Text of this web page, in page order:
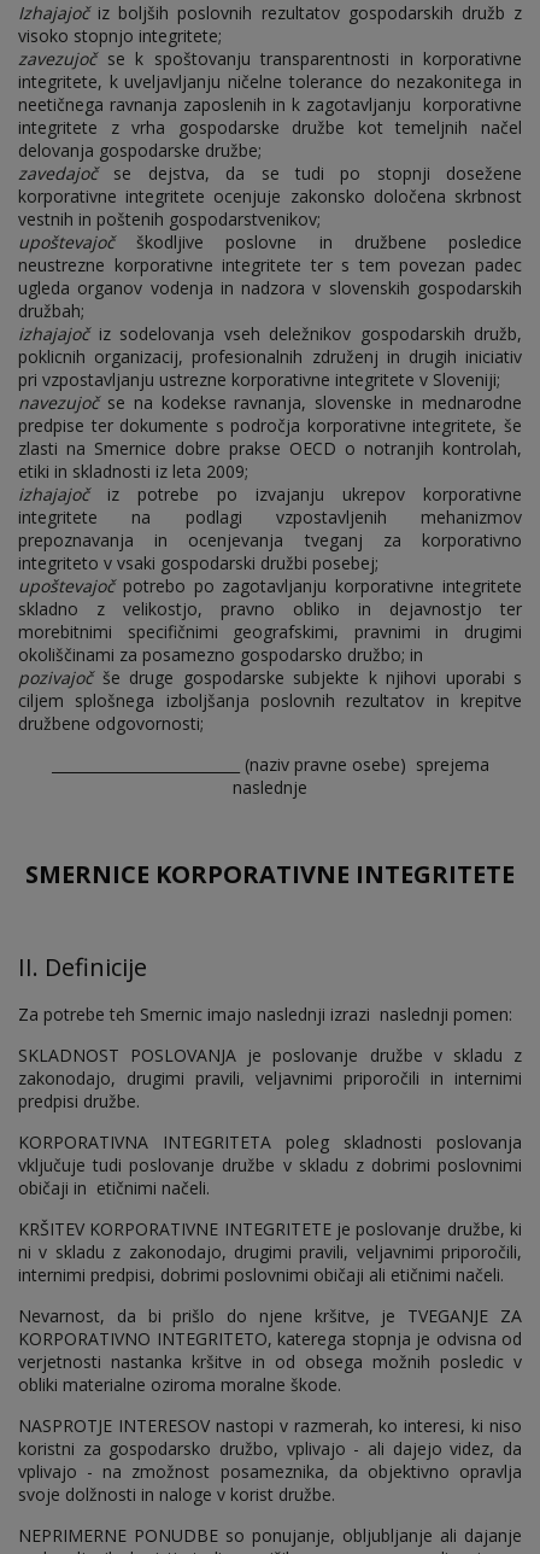
Izhajajočiz boljših poslovnih rezultatov gospodarskih družb z
visoko stopnjo integritete;
zavezujoč se k spoštovanju transparentnosti in korporativne
integritete, k uveljavljanju ničelne tolerance do nezakonitega in
neetičnega ravnanja zaposlenih in k zagotavljanju korporativne
integritete z vrha gospodarske družbe kot temeljnih načel
delovanja gospodarske družbe;
zavedajoč se dejstva, da se tudi po stopnji dosežene
korporativne integritete ocenjuje zakonsko določena skrbnost
vestnih in poštenih gospodarstvenikov;
upoštevajočškodljive poslovne in družbene posledice
neustrezne korporativne integritete ter s tem povezan padec
ugleda organov vodenja in nadzora v slovenskih gospodarskih
družbah;
izhajajočiz sodelovanja vseh deležnikov gospodarskih družb,
poklicnih organizacij, profesionalnih združenj in drugih iniciativ
pri vzpostavljanju ustrezne korporativne integritete v Sloveniji;
navezujočse na kodekse ravnanja, slovenske in mednarodne
predpise ter dokumente s področja korporativne integritete, še
zlasti na Smernice dobre prakse OECD o notranjih kontrolah,
etiki in skladnosti iz leta 2009;
izhajajočiz potrebe po izvajanju ukrepov korporativne
integritete na podlagi vzpostavljenih mehanizmov
prepoznavanja in ocenjevanja tveganj za korporativno
integriteto v vsaki gospodarski družbi posebej;
upoštevajočpotrebo po zagotavljanju korporativne integritete
skladno z velikostjo, pravno obliko in dejavnostjo ter
morebitnimi specifičnimi geografskimi, pravnimi in drugimi
okoliščinami za posamezno gospodarsko družbo; in
pozivajočše druge gospodarske subjekte k njihovi uporabi s
ciljem splošnega izboljšanja poslovnih rezultatov in krepitve
družbene odgovornosti;
__________________________ (naziv pravne osebe) sprejema
naslednje
SMERNICE KORPORATIVNE INTEGRITETE
II. Definicije
Za potrebe teh Smernic imajo naslednji izrazi naslednji pomen:
SKLADNOST POSLOVANJA je poslovanje družbe v skladu z
zakonodajo, drugimi pravili, veljavnimi priporočili in internimi
predpisi družbe.
KORPORATIVNA INTEGRITETA poleg skladnosti poslovanja
vključuje tudi poslovanje družbe v skladu z dobrimi poslovnimi
običaji in etičnimi načeli.
KRŠITEV KORPORATIVNE INTEGRITETE je poslovanje družbe, ki
ni v skladu z zakonodajo, drugimi pravili, veljavnimi priporočili,
internimi predpisi, dobrimi poslovnimi običaji ali etičnimi načeli.
Nevarnost, da bi prišlo do njene kršitve, je TVEGANJE ZA
KORPORATIVNO INTEGRITETO, katerega stopnja je odvisna od
verjetnosti nastanka kršitve in od obsega možnih posledic v
obliki materialne oziroma moralne škode.
NASPROTJE INTERESOV nastopi v razmerah, ko interesi, ki niso
koristni za gospodarsko družbo, vplivajo - ali dajejo videz, da
vplivajo - na zmožnost posameznika, da objektivno opravlja
svoje dolžnosti in naloge v korist družbe.
NEPRIMERNE PONUDBE so ponujanje, obljubljanje ali dajanje